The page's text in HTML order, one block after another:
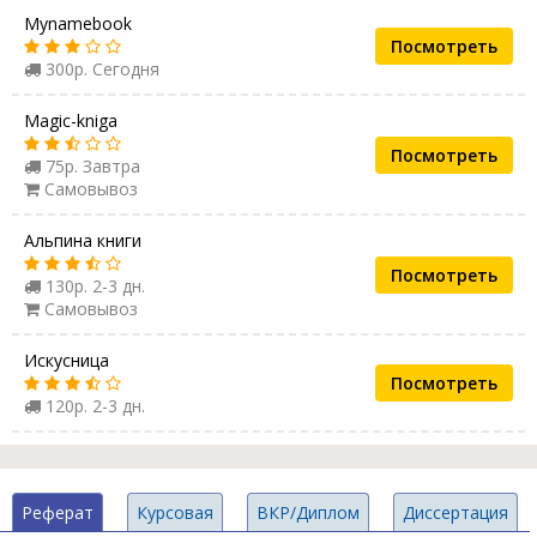
Mynamebook
300р. Сегодня
Посмотреть
Magic-kniga
75р. Завтра
Самовывоз
Посмотреть
Альпина книги
130р. 2-3 дн.
Самовывоз
Посмотреть
Искусница
120р. 2-3 дн.
Посмотреть
Реферат Курсовая ВКР/Диплом Диссертация